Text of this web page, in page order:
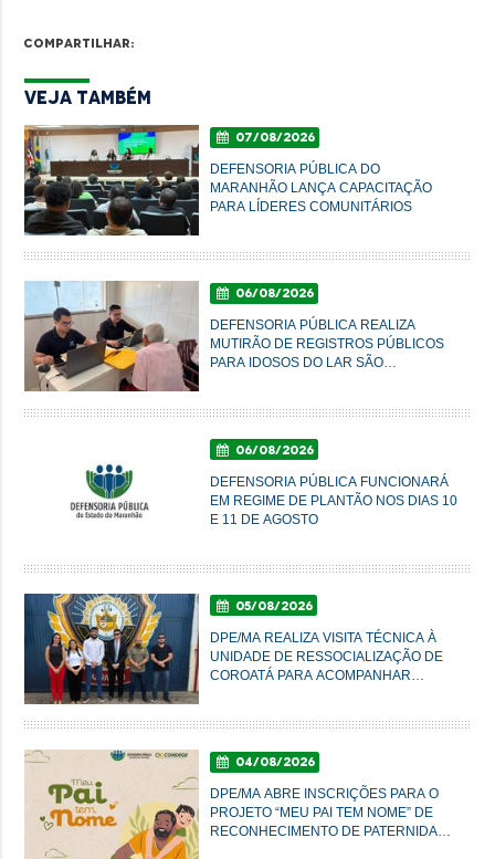
Compartilhar:
Veja Também
07/08/2026
DEFENSORIA PÚBLICA DO
MARANHÃO LANÇA CAPACITAÇÃO
PARA LÍDERES COMUNITÁRIOS
06/08/2026
DEFENSORIA PÚBLICA REALIZA
MUTIRÃO DE REGISTROS PÚBLICOS
PARA IDOSOS DO LAR SÃO
06/08/2026
DEFENSORIA PÚBLICA FUNCIONARÁ
EM REGIME DE PLANTÃO NOS DIAS 10
E 11 DE AGOSTO
05/08/2026
DPE/MA REALIZA VISITA TÉCNICA À
UNIDADE DE RESSOCIALIZAÇÃO DE
COROATÁ PARA ACOMPANHAR
04/08/2026
DPE/MA ABRE INSCRIÇÕES PARA O
PROJETO “MEU PAI TEM NOME” DE
RECONHECIMENTO DE PATERNIDADE